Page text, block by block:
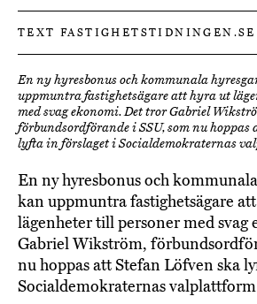
TEXT FASTIGHETSTIDNINGEN.SE
En ny hyresbonus och kommunala
uppmuntra fastighetsägare att hyra ut
med svag ekonomi. Det tror Gabriel
förbundsordförande i SSU, som nu hoppas
lyfta in förslaget i Socialdemokraternas
En ny hyresbonus och
kan uppmuntra fastighetsägare
lägenheter till personer med
Gabriel Wikström,
nu hoppas att Stefan Löfven ska
Socialdemokraternas